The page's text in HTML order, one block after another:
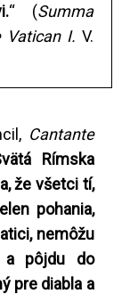
“ (Summa
Vatican I. V.
Cantante
Rímska
že všetci tí,
pohania,
nemôžu
a pôjdu do
pre diabla a